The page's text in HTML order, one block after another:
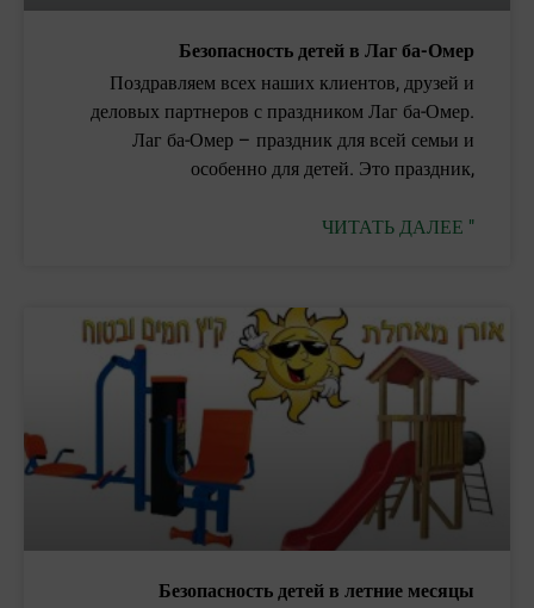
Безопасность детей в Лаг ба-Омер
Поздравляем всех наших клиентов, друзей и
деловых партнеров с праздником Лаг ба-Омер.
Лаг ба-Омер – праздник для всей семьи и
особенно для детей. Это праздник,
ЧИТАТЬ ДАЛЕЕ "
Безопасность детей в летние месяцы